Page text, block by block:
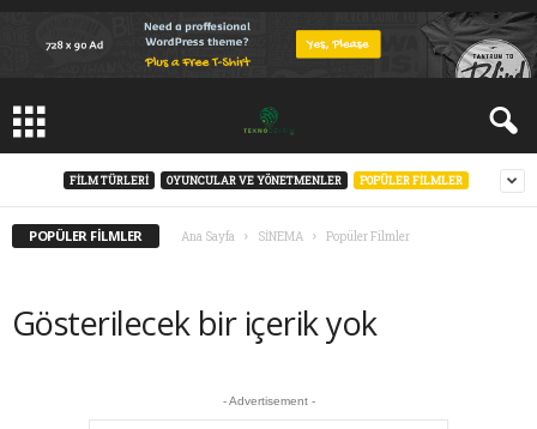
FILM TÜRLERI OYUNCULAR VE YÖNETMENLER POPÜLER FILMLER
POPÜLER FILMLER Ana Sayfa SİNEMA Popüler Filmler
Gösterilecek bir içerik yok
- Advertisement -